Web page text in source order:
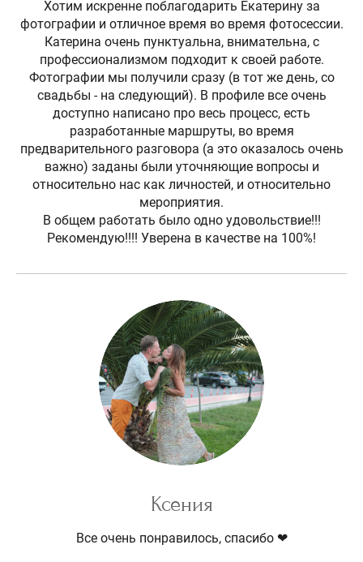
Хотим искренне поблагодарить Екатерину за
фотографии и отличное время во время фотосессии.
Катерина очень пунктуальна, внимательна, с
профессионализмом подходит к своей работе.
Фотографии мы получили сразу (в тот же день, со
свадьбы - на следующий). В профиле все очень
доступно написано про весь процесс, есть
разработанные маршруты, во время
предварительного разговора (а это оказалось очень
важно) заданы были уточняющие вопросы и
относительно нас как личностей, и относительно
мероприятия.
В общем работать было одно удовольствие!!!
Рекомендую!!!! Уверена в качестве на 100%!
Ксения
Все очень понравилось, спасибо ❤